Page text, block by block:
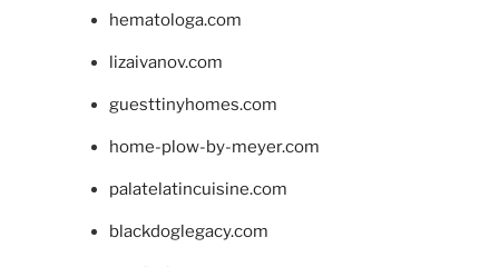
hematologa.com
lizaivanov.com
guesttinyhomes.com
home-plow-by-meyer.com
palatelatincuisine.com
blackdoglegacy.com